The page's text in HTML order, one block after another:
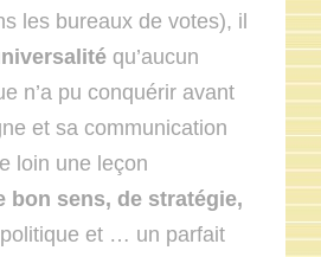
les bureaux de votes), il
qu’aucun
n’a pu conquérir avant
et sa communication
loin une leçon
bon sens, de stratégie,
et … un parfait